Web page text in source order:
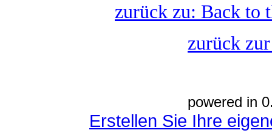
zurück zu: Back to
zurück
powered in
Erstellen Sie Ihre